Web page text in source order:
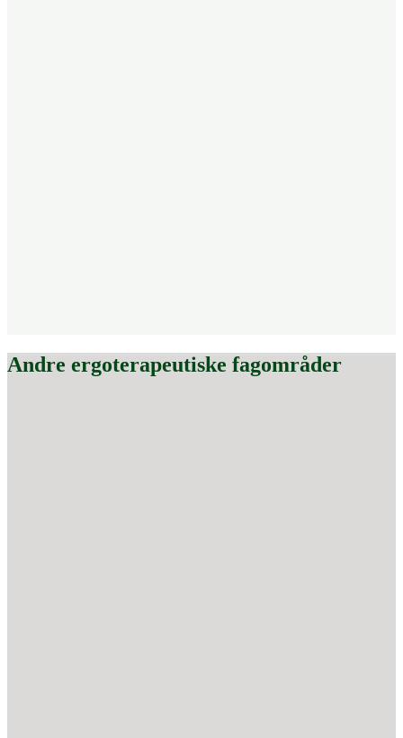
Andre ergoterapeutiske fagområder